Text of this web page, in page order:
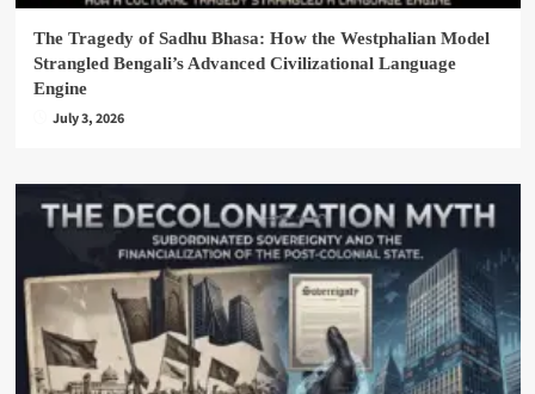
The Tragedy of Sadhu Bhasa: How the Westphalian Model
Strangled Bengali’s Advanced Civilizational Language
Engine
July 3, 2026